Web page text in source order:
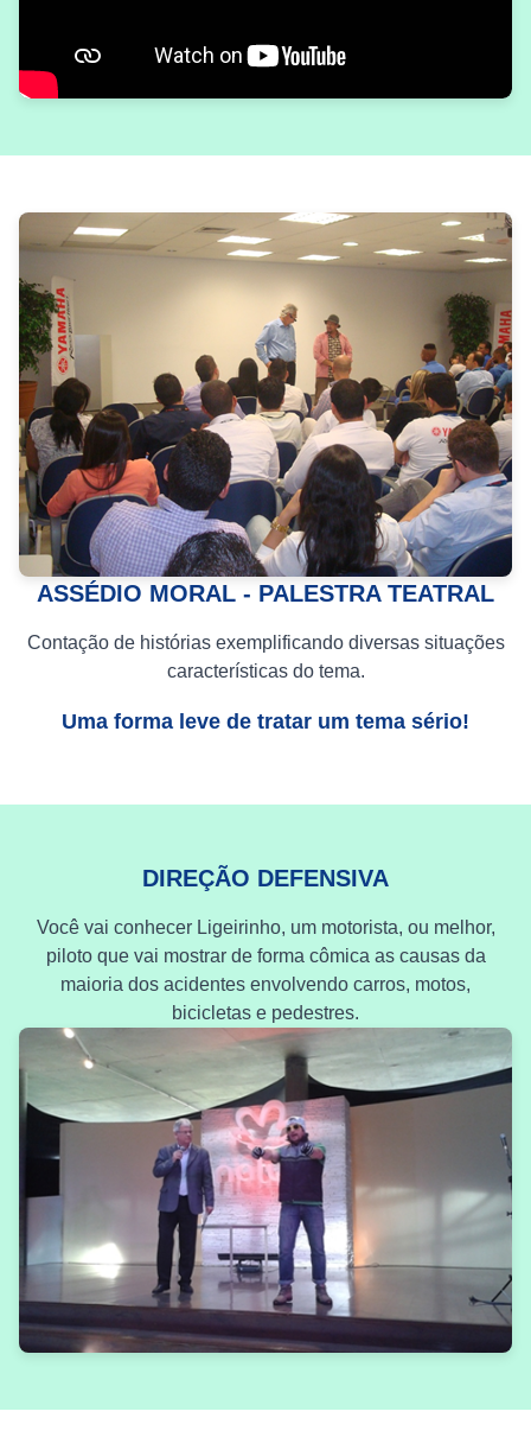
ASSÉDIO MORAL - PALESTRA TEATRAL
Contação de histórias exemplificando diversas situações
características do tema.
Uma forma leve de tratar um tema sério!
DIREÇÃO DEFENSIVA
Você vai conhecer Ligeirinho, um motorista, ou melhor,
piloto que vai mostrar de forma cômica as causas da
maioria dos acidentes envolvendo carros, motos,
bicicletas e pedestres.